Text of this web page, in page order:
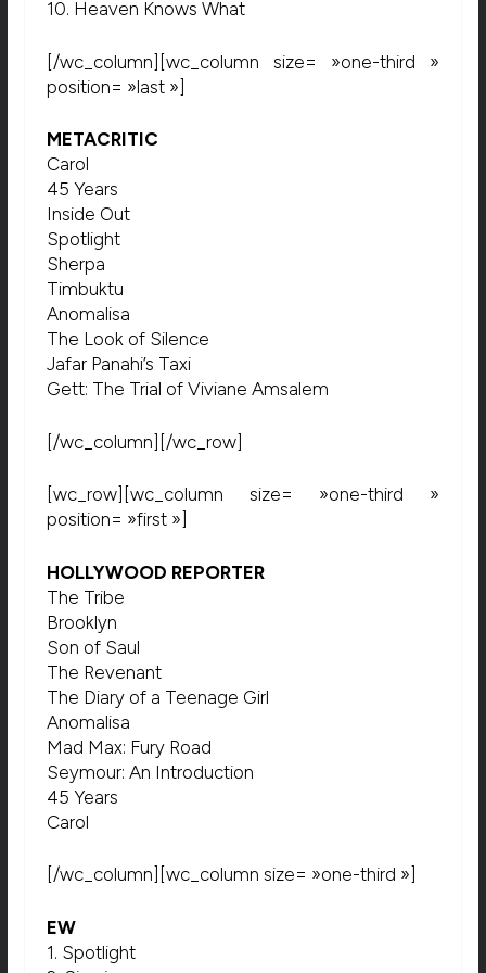
10. Heaven Knows What
[/wc_column][wc_column size= »one-third »
position= »last »]
METACRITIC
Carol
45 Years
Inside Out
Spotlight
Sherpa
Timbuktu
Anomalisa
The Look of Silence
Jafar Panahi’s Taxi
Gett: The Trial of Viviane Amsalem
[/wc_column][/wc_row]
[wc_row][wc_column size= »one-third »
position= »first »]
HOLLYWOOD REPORTER
The Tribe
Brooklyn
Son of Saul
The Revenant
The Diary of a Teenage Girl
Anomalisa
Mad Max: Fury Road
Seymour: An Introduction
45 Years
Carol
[/wc_column][wc_column size= »one-third »]
EW
1. Spotlight